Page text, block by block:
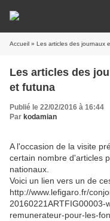
Accueil » Les articles des journaux
Les articles des
et futuna
Publié le 22/02/2016 à 16:44
Par kodamian
A l'occasion de la visite
certain nombre d'articles
nationaux.
Voici un lien vers un de
http://www.lefigaro.fr/
20160221ARTFIG00003-
remunerateur-pour-les-